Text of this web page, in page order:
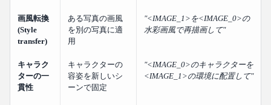
画風転換
(Style
transfer)
ある写真の画風
を別の写真に適
用
"<IMAGE_1>を<IMAGE_0>の
水彩画風で再描画して"
キャラク
ターの一
貫性
キャラクターの
容姿を新しいシ
ーンで固定
"<IMAGE_0>のキャラクターを
<IMAGE_1>の環境に配置して"